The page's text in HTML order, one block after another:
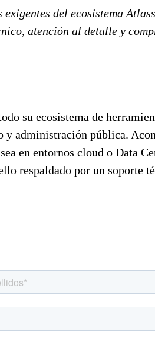
del ecosistema
atención al detalle y
su ecosistema de
administración pública.
en entornos cloud o Data
respaldado por un soporte